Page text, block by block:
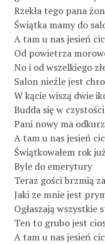
Rzekła tego pana
Świątka mamy do
A tam u nas jesień
Od powietrza
No i od wszelkiego
Salon nieźle jest
W kącie wiszą dwie
Budda się w
Pani nowy ma
A tam u nas jesień
Świątkowałem rok
Byle do emerytury
Teraz gości brzmią
Jaki ze mnie jest
Ogłaszają wszystkie
Ten to grubo jest
A tam u nas jesień